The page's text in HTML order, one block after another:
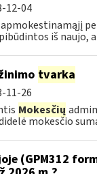
12-04
iš naujo,
tvarka
11-26
Mokesčių
mokesčio
(GPM312